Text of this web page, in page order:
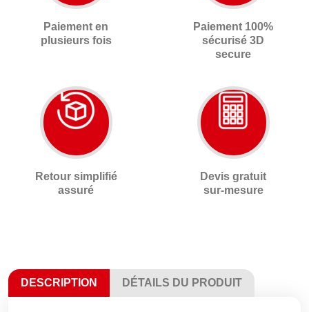
Paiement en
plusieurs fois
Paiement 100%
sécurisé 3D
secure
Retour simplifié
assuré
Devis gratuit
sur-mesure
DESCRIPTION DÉTAILS DU PRODUIT